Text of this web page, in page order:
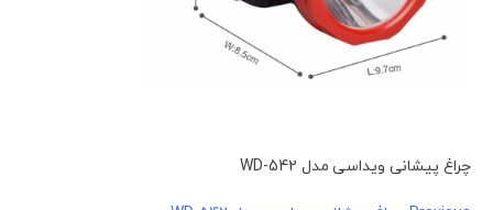
چراغ پیشانی ویداسی مدل WD-542